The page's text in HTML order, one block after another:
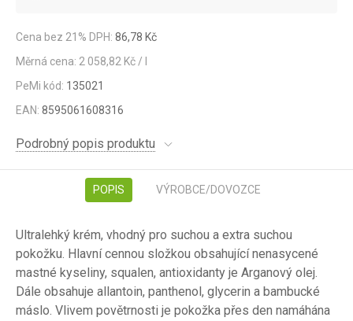
Cena bez 21% DPH: 86,78 Kč
Měrná cena: 2 058,82 Kč / l
PeMi kód: 135021
EAN: 8595061608316
Podrobný popis produktu
POPIS VÝROBCE/DOVOZCE
Ultralehký krém, vhodný pro suchou a extra suchou
pokožku. Hlavní cennou složkou obsahující nenasycené
mastné kyseliny, squalen, antioxidanty je Arganový olej.
Dále obsahuje allantoin, panthenol, glycerin a bambucké
máslo. Vlivem povětrnosti je pokožka přes den namáhána